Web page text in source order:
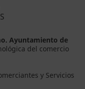
Ayuntamiento de
del comercio
y Servicios